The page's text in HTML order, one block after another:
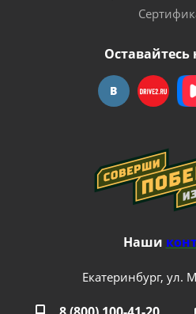
Оставайтесь
Наши
Екатеринбург, ул.